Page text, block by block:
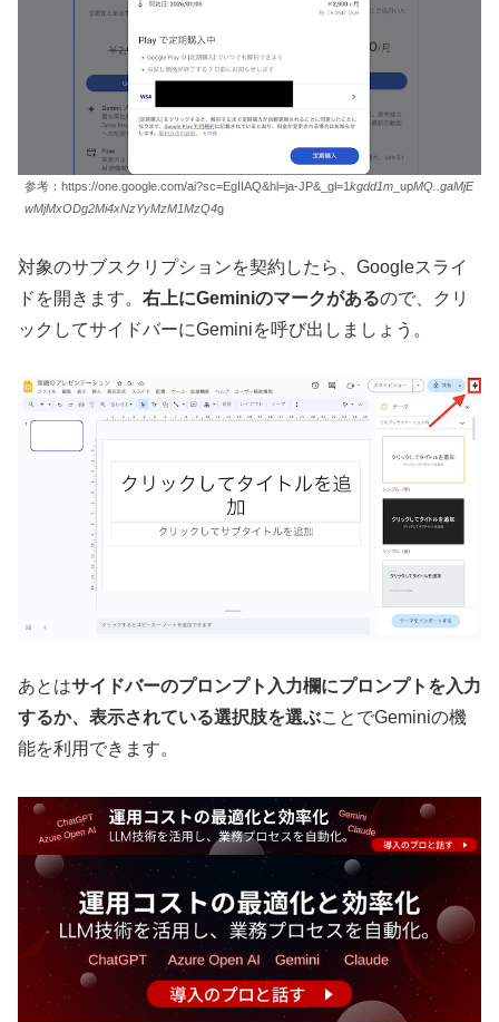
参考：https://one.google.com/ai?sc=EgIIAQ&hl=ja-JP&_gl=1kgdd1m _upMQ..gaMjE
wMjMxODg2Mi4xNzYyMzM1MzQ4g
対象のサブスクリプションを契約したら、Googleスライ
ドを開きます。 右上にGeminiのマークがあるので、クリ
ックしてサイドバーにGeminiを呼び出しましょう。
あとはサイドバーのプロンプト入力欄にプロンプトを入力
するか、表示されている選択肢を選ぶことでGeminiの機
能を利用できます。